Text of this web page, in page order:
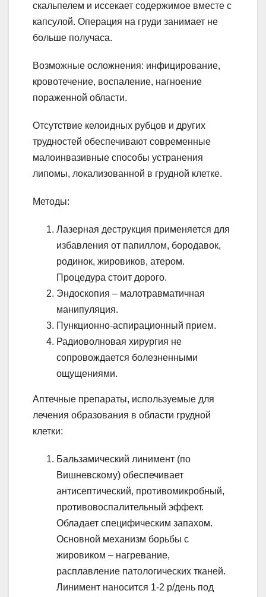
скальпелем и иссекает содержимое вместе с
капсулой. Операция на груди занимает не
больше получаса.
Возможные осложнения: инфицирование,
кровотечение, воспаление, нагноение
пораженной области.
Отсутствие келоидных рубцов и других
трудностей обеспечивают современные
малоинвазивные способы устранения
липомы, локализованной в грудной клетке.
Методы:
Лазерная деструкция применяется для
избавления от папиллом, бородавок,
родинок, жировиков, атером.
Процедура стоит дорого.
Эндоскопия – малотравматичная
манипуляция.
Пункционно-аспирационный прием.
Радиоволновая хирургия не
сопровождается болезненными
ощущениями.
Аптечные препараты, используемые для
лечения образования в области грудной
клетки:
Бальзамический линимент (по
Вишневскому) обеспечивает
антисептический, противомикробный,
противовоспалительный эффект.
Обладает специфическим запахом.
Основной механизм борьбы с
жировиком – нагревание,
расплавление патологических тканей.
Линимент наносится 1-2 р/день под